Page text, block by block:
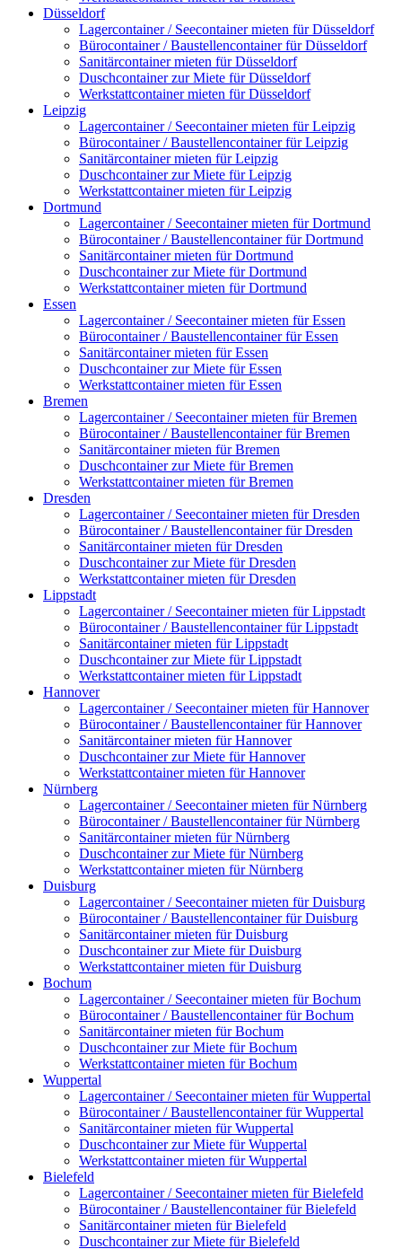
Düsseldorf
Lagercontainer / Seecontainer mieten für Düsseldorf
Bürocontainer / Baustellencontainer für Düsseldorf
Sanitärcontainer mieten für Düsseldorf
Duschcontainer zur Miete für Düsseldorf
Werkstattcontainer mieten für Düsseldorf
Leipzig
Lagercontainer / Seecontainer mieten für Leipzig
Bürocontainer / Baustellencontainer für Leipzig
Sanitärcontainer mieten für Leipzig
Duschcontainer zur Miete für Leipzig
Werkstattcontainer mieten für Leipzig
Dortmund
Lagercontainer / Seecontainer mieten für Dortmund
Bürocontainer / Baustellencontainer für Dortmund
Sanitärcontainer mieten für Dortmund
Duschcontainer zur Miete für Dortmund
Werkstattcontainer mieten für Dortmund
Essen
Lagercontainer / Seecontainer mieten für Essen
Bürocontainer / Baustellencontainer für Essen
Sanitärcontainer mieten für Essen
Duschcontainer zur Miete für Essen
Werkstattcontainer mieten für Essen
Bremen
Lagercontainer / Seecontainer mieten für Bremen
Bürocontainer / Baustellencontainer für Bremen
Sanitärcontainer mieten für Bremen
Duschcontainer zur Miete für Bremen
Werkstattcontainer mieten für Bremen
Dresden
Lagercontainer / Seecontainer mieten für Dresden
Bürocontainer / Baustellencontainer für Dresden
Sanitärcontainer mieten für Dresden
Duschcontainer zur Miete für Dresden
Werkstattcontainer mieten für Dresden
Lippstadt
Lagercontainer / Seecontainer mieten für Lippstadt
Bürocontainer / Baustellencontainer für Lippstadt
Sanitärcontainer mieten für Lippstadt
Duschcontainer zur Miete für Lippstadt
Werkstattcontainer mieten für Lippstadt
Hannover
Lagercontainer / Seecontainer mieten für Hannover
Bürocontainer / Baustellencontainer für Hannover
Sanitärcontainer mieten für Hannover
Duschcontainer zur Miete für Hannover
Werkstattcontainer mieten für Hannover
Nürnberg
Lagercontainer / Seecontainer mieten für Nürnberg
Bürocontainer / Baustellencontainer für Nürnberg
Sanitärcontainer mieten für Nürnberg
Duschcontainer zur Miete für Nürnberg
Werkstattcontainer mieten für Nürnberg
Duisburg
Lagercontainer / Seecontainer mieten für Duisburg
Bürocontainer / Baustellencontainer für Duisburg
Sanitärcontainer mieten für Duisburg
Duschcontainer zur Miete für Duisburg
Werkstattcontainer mieten für Duisburg
Bochum
Lagercontainer / Seecontainer mieten für Bochum
Bürocontainer / Baustellencontainer für Bochum
Sanitärcontainer mieten für Bochum
Duschcontainer zur Miete für Bochum
Werkstattcontainer mieten für Bochum
Wuppertal
Lagercontainer / Seecontainer mieten für Wuppertal
Bürocontainer / Baustellencontainer für Wuppertal
Sanitärcontainer mieten für Wuppertal
Duschcontainer zur Miete für Wuppertal
Werkstattcontainer mieten für Wuppertal
Bielefeld
Lagercontainer / Seecontainer mieten für Bielefeld
Bürocontainer / Baustellencontainer für Bielefeld
Sanitärcontainer mieten für Bielefeld
Duschcontainer zur Miete für Bielefeld